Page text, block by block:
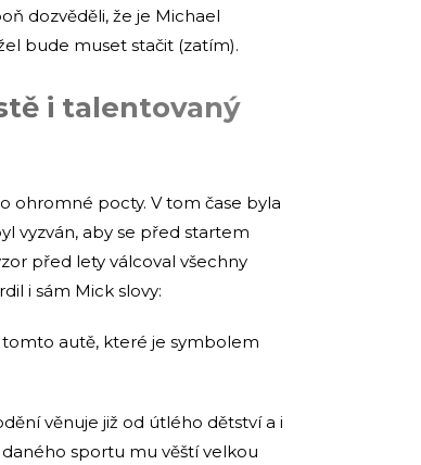
dozvěděli, že je Michael
bude muset stačit (zatím).
i talentovaný
ohromné pocty. V tom čase byla
vyzván, aby se před startem
před lety válcoval všechny
i sám Mick slovy:
autě, které je symbolem
věnuje již od útlého dětství a i
sportu mu věští velkou